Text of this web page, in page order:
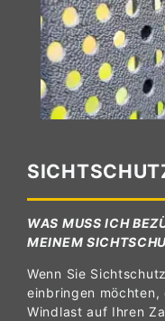
WAS MUSS ICH
MEINEM
Wenn Sie
einbringen möchten,
Windlast auf Ihren